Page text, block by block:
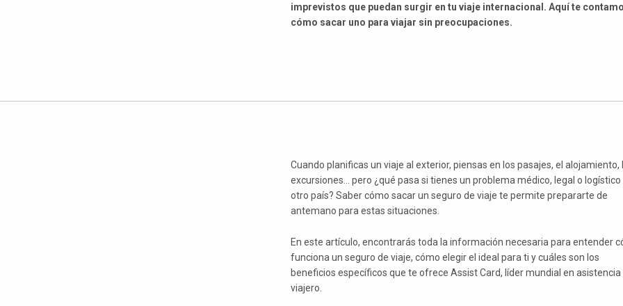
imprevistos que puedan surgir en tu viaje internacional. Aquí te
cómo sacar uno para viajar sin preocupaciones.
Cuando planificas un viaje al exterior, piensas en los pasajes, el alojamiento,
excursiones… pero ¿qué pasa si tienes un problema médico, legal o logístico
otro país? Saber cómo sacar un seguro de viaje te permite prepararte de
antemano para estas situaciones.
En este artículo, encontrarás toda la información necesaria para entender
funciona un seguro de viaje, cómo elegir el ideal para ti y cuáles son los
beneficios específicos que te ofrece Assist Card, líder mundial en asistencia
viajero.